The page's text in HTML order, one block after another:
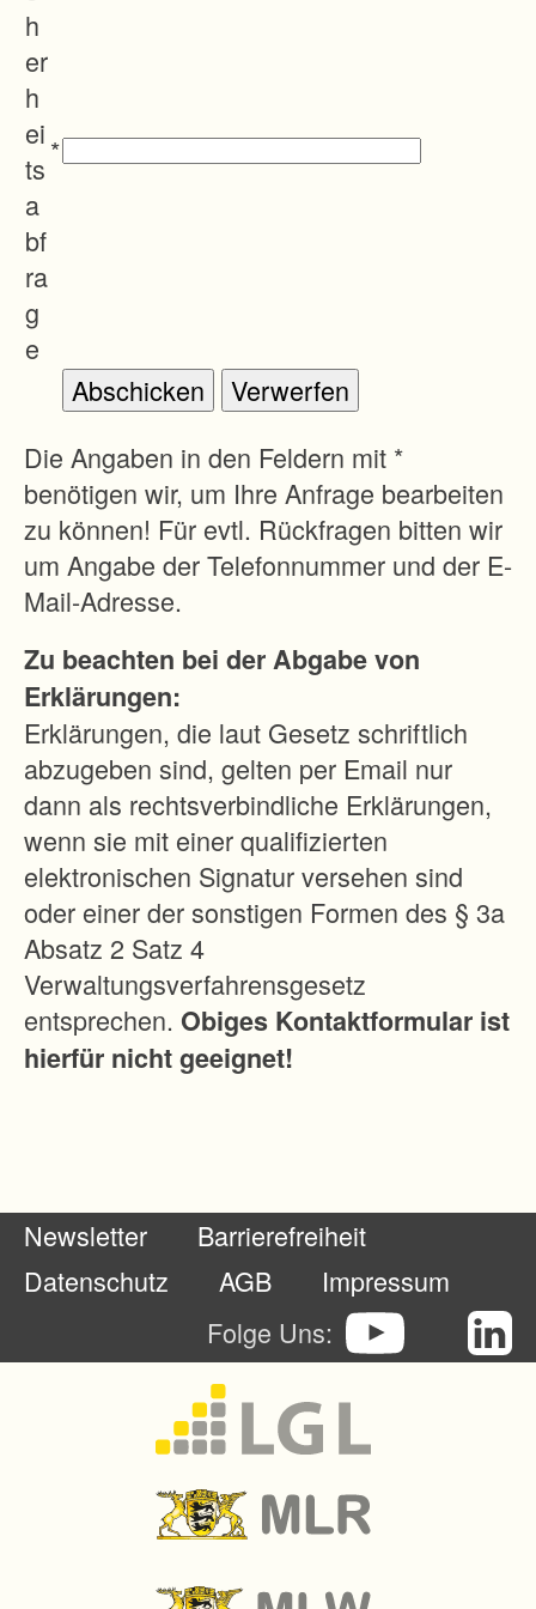
h
er
h
ei
ts
a
bf
ra
g
e
*
Die Angaben in den Feldern mit *
benötigen wir, um Ihre Anfrage bearbeiten
zu können! Für evtl. Rückfragen bitten wir
um Angabe der Telefonnummer und der E-
Mail-Adresse.
Zu beachten bei der Abgabe von
Erklärungen:
Erklärungen, die laut Gesetz schriftlich
abzugeben sind, gelten per Email nur
dann als rechtsverbindliche Erklärungen,
wenn sie mit einer qualifizierten
elektronischen Signatur versehen sind
oder einer der sonstigen Formen des § 3a
Absatz 2 Satz 4
Verwaltungsverfahrensgesetz
entsprechen. Obiges Kontaktformular ist
hierfür nicht geeignet!
Newsletter
Barrierefreiheit
Datenschutz
AGB
Impressum
Folge Uns: